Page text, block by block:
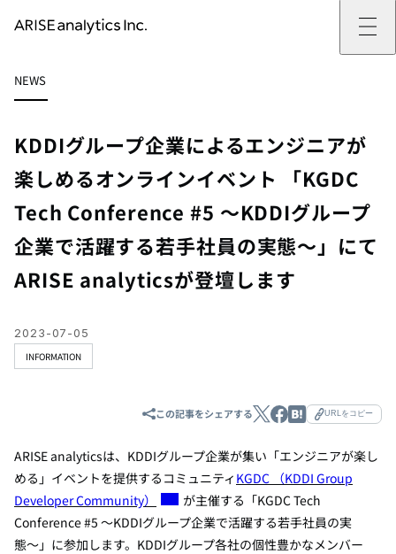
ARISE analyticsとはトップ
ミッション・バリュー
働きがいのある会社づくり
サービス
提供サービストップ
カスタマーサポート改革
ドローン・ビジネス活用
データ・AI人材育成支援
実績
データドリブン改革の推進支援
新規事業の立ち上げ支援
データ分析基盤の構築・活用支援
企業情報
企業情報トップ
会社概要
CEOメッセージ
サステナビリティ
お問い合わせ
ニュース
ニューストップ
インフォメーション
プレスリリース
イベント
技術情報
技術情報トップ
TECH BLOG
PAPER
OTHERS
採用
採用トップ
新卒採用
中途採用
成長支援
数字で見るARISE analytics
NEWS
KDDIグループ企業によるエンジニアが
楽しめるオンラインイベント 「KGDC
Tech Conference #5 〜KDDIグループ
企業で活躍する若手社員の実態〜」にて
ARISE analyticsが登壇します
INFORMATION
2023-07-05
この記事をシェアする URLをコピー
ARISE analyticsは、KDDIグループ企業が集い「エンジニアが楽し
める」イベントを提供するコミュニティ KGDC （KDDI Group
Developer Community）
が主催する「KGDC Tech
Conference #5 〜KDDIグループ企業で活躍する若手社員の実
態〜」に参加します。KDDIグループ各社の個性豊かなメンバー